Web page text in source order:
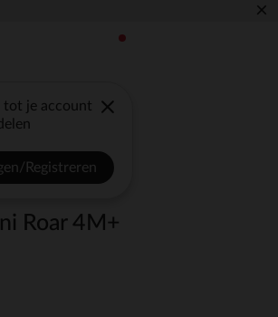
×
tot je account
Registreren
Roar 4M+